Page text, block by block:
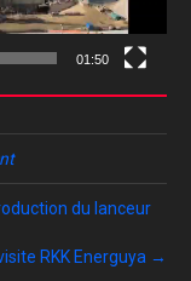
01:50
du lanceur
RKK Energuya →